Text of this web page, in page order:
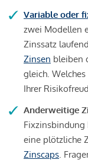
Variable oder
zwei Modellen
Zinssatz
Zinsen bleiben
gleich.
Ihrer
Anderweitige
Fixzinsbindung
eine plötzliche
Zinscaps.